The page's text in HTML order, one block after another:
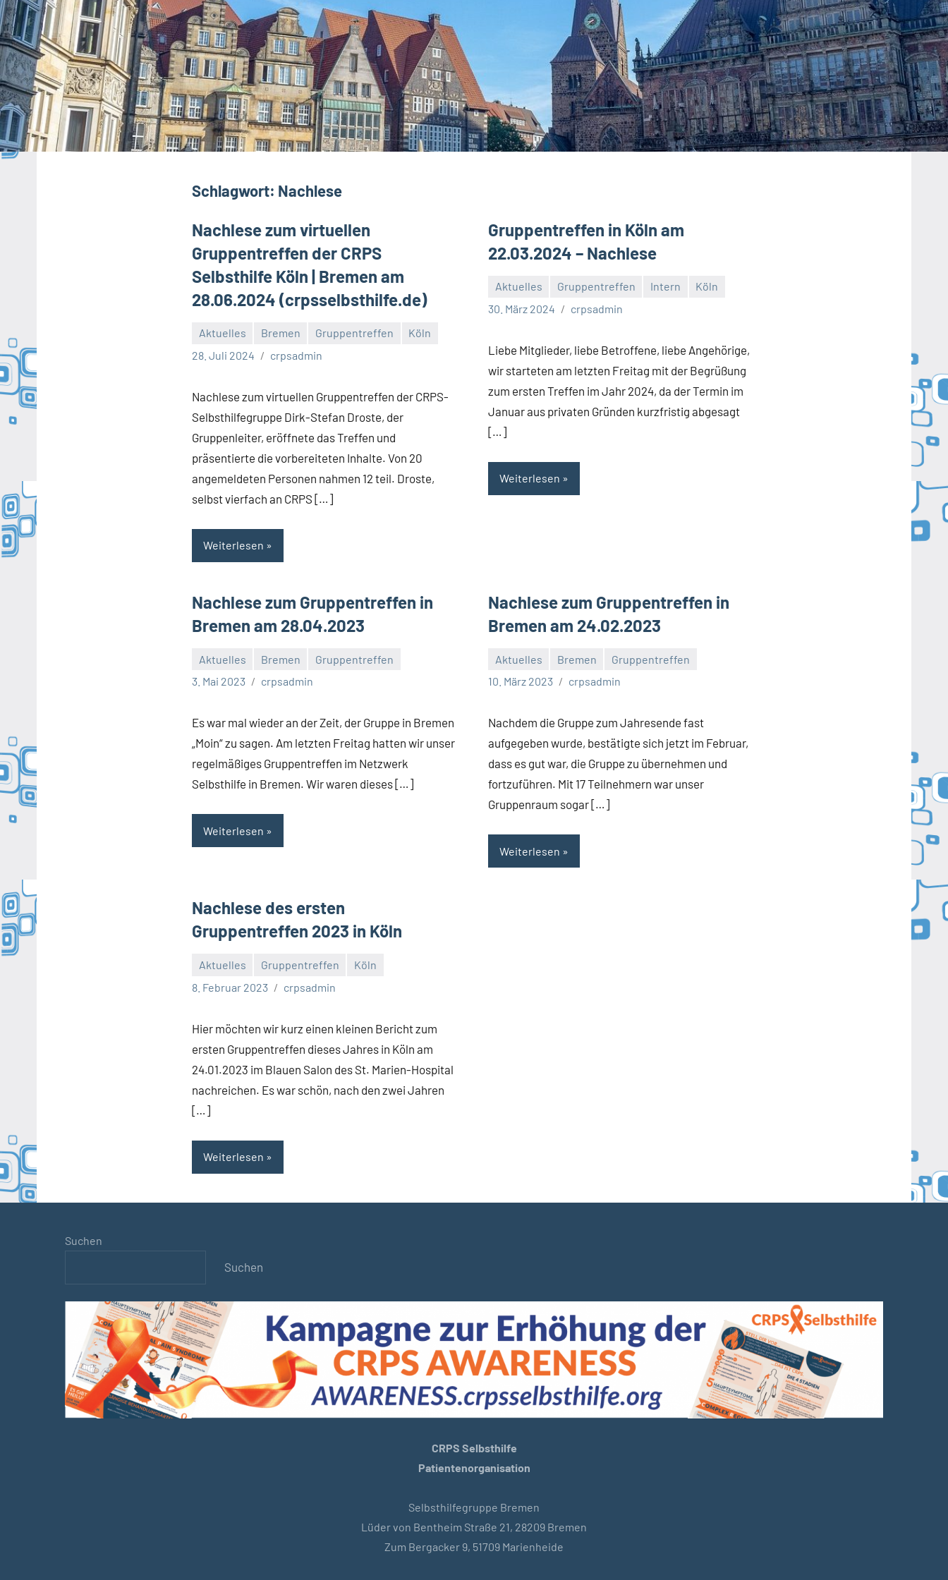
Schlagwort: Nachlese
Nachlese zum virtuellen
Gruppentreffen der CRPS
Selbsthilfe Köln | Bremen am
28.06.2024 (crpsselbsthilfe.de)
Aktuelles Bremen Gruppentreffen
Köln
28. Juli 2024
crpsadmin
Keine
Nachlese zum virtuellen Gruppentreffen der CRPS-
Selbsthilfegruppe Dirk-Stefan Droste, der
Gruppenleiter, eröffnete das Treffen und
präsentierte die vorbereiteten Inhalte. Von 20
angemeldeten Personen nahmen 12 teil. Droste,
selbst vierfach an CRPS […]
Weiterlesen
Gruppentreffen in Köln am
22.03.2024 – Nachlese
Aktuelles Gruppentreffen Intern
Köln
30. März 2024
crpsadmin
Keine
Liebe Mitglieder, liebe Betroffene, liebe Angehörige,
wir starteten am letzten Freitag mit der Begrüßung
zum ersten Treffen im Jahr 2024, da der Termin im
Januar aus privaten Gründen kurzfristig abgesagt
[…]
Weiterlesen
Nachlese zum Gruppentreffen in
Bremen am 28.04.2023
Aktuelles Bremen
Gruppentreffen
3. Mai 2023
crpsadmin
2
Es war mal wieder an der Zeit, der Gruppe in Bremen
„Moin“ zu sagen. Am letzten Freitag hatten wir unser
regelmäßiges Gruppentreffen im Netzwerk
Selbsthilfe in Bremen. Wir waren dieses […]
Weiterlesen
Nachlese zum Gruppentreffen in
Bremen am 24.02.2023
Aktuelles Bremen
Gruppentreffen
10. März 2023
crpsadmin
Keine
Nachdem die Gruppe zum Jahresende fast
aufgegeben wurde, bestätigte sich jetzt im Februar,
dass es gut war, die Gruppe zu übernehmen und
fortzuführen. Mit 17 Teilnehmern war unser
Gruppenraum sogar […]
Weiterlesen
Nachlese des ersten
Gruppentreffen 2023 in Köln
Aktuelles Gruppentreffen
Köln
8. Februar 2023
crpsadmin
Keine
Hier möchten wir kurz einen kleinen Bericht zum
ersten Gruppentreffen dieses Jahres in Köln am
24.01.2023 im Blauen Salon des St. Marien-Hospital
nachreichen. Es war schön, nach den zwei Jahren
[…]
Weiterlesen
Suchen
Suchen
CRPS Selbsthilfe
Patientenorganisation
Selbsthilfegruppe Bremen
Lüder von Bentheim Straße 21, 28209 Bremen
Zum Bergacker 9, 51709 Marienheide